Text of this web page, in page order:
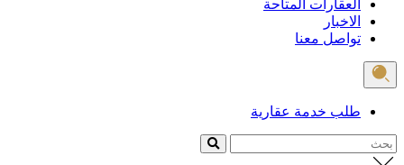
العقارات المتاحة
الاخبار
تواصل معنا
طلب خدمة عقارية
بحث